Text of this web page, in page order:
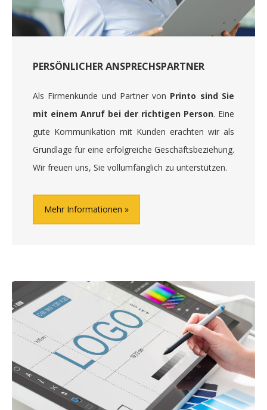
PERSÖNLICHER ANSPRECHSPARTNER
Als Firmenkunde und Partner von Printo sind Sie
mit einem Anruf bei der richtigen Person. Eine
gute Kommunikation mit Kunden erachten wir als
Grundlage für eine erfolgreiche Geschäftsbeziehung.
Wir freuen uns, Sie vollumfänglich zu unterstützen.
Mehr Informationen